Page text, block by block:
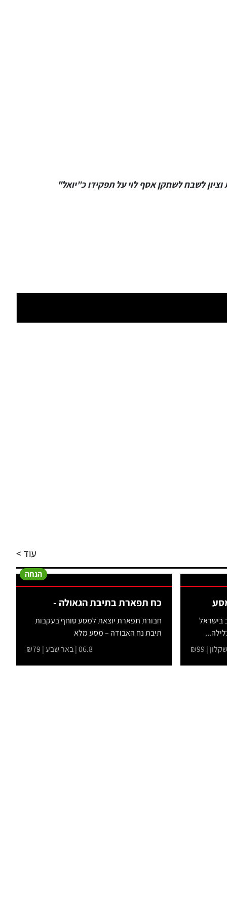
עוד >
בישראל
הנחה
כח תפארת בתיבת הגאולה -
חבורת תפארת יוצאת למסע סוחף בעקבות
תיבת נח האבודה – מסע מלא
06.8 | באר שבע | ₪79